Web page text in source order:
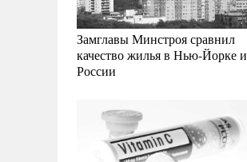
Замглавы Минстроя сравнил
качество жилья в Нью-Йорке и
России